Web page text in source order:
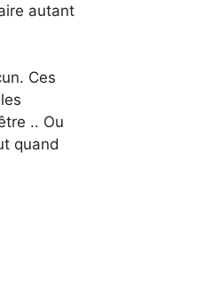
autant
Ces
.. Ou
quand